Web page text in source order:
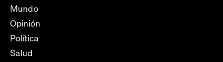
Mundo
Opinión
Política
Salud